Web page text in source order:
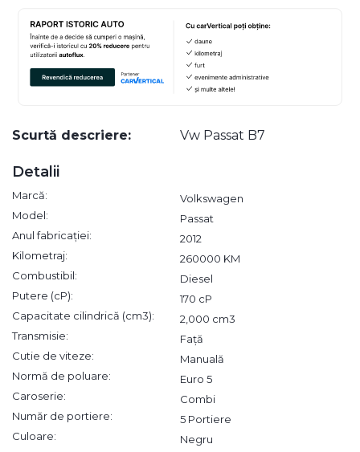
Scurtă descriere: Vw Passat B7
Detalii
Marcă:
Volkswagen
Model:
Passat
Anul fabricației:
2012
Kilometraj:
260000 KM
Combustibil:
Diesel
Putere (cP):
170 cP
Capacitate cilindrică (cm3):
2,000 cm3
Transmisie:
Față
Cutie de viteze:
Manuală
Normă de poluare:
Euro 5
Caroserie:
Combi
Număr de portiere:
5 Portiere
Culoare:
Negru